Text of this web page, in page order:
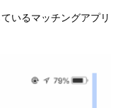
いるマッチングアプリ